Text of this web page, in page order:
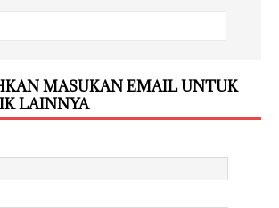
MASUKAN EMAIL UNTUK
LAINNYA